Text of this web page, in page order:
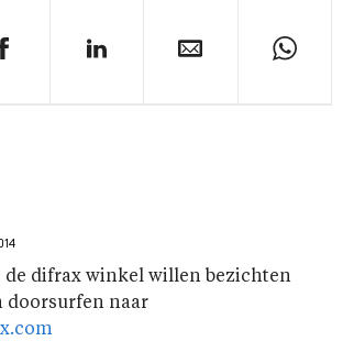
de difrax winkel willen bezichten
doorsurfen naar